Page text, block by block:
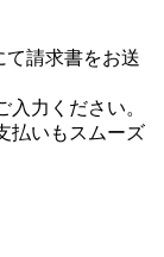
て請求書をお送
入力ください。
払いもスムーズ